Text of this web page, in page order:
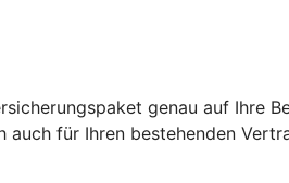
genau auf Ihre
für Ihren bestehenden